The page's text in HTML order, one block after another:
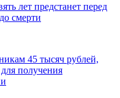
лет предстанет перед
смерти
45 тысяч рублей,
получения